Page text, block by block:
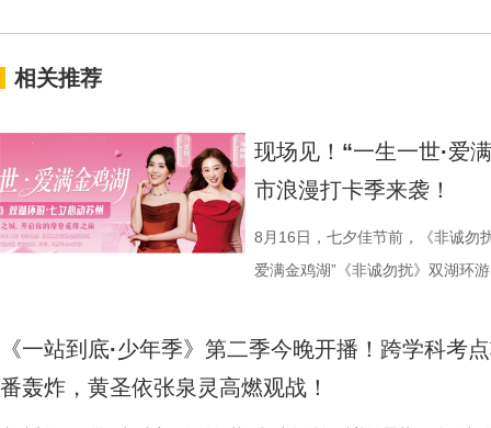
相关推荐
现场见！“一生一世·爱
市浪漫打卡季来袭！
8月16日，七夕佳节前，《非诚勿
爱满金鸡湖”《非诚勿扰》双湖环
《非诚勿扰》节目组联合苏州工
珏、孙嬿婉将携手《非诚勿扰》
《一站到底·少年季》第二季今晚开播！跨学科考
番轰炸，黄圣依张泉灵高燃观战！